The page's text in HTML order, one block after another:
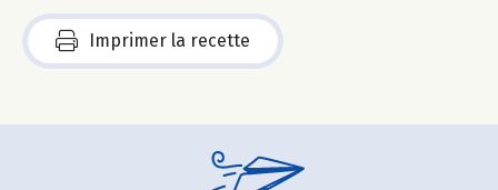
Imprimer la recette